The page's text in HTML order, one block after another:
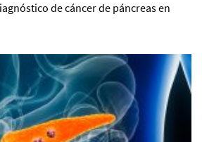
de cáncer de páncreas en